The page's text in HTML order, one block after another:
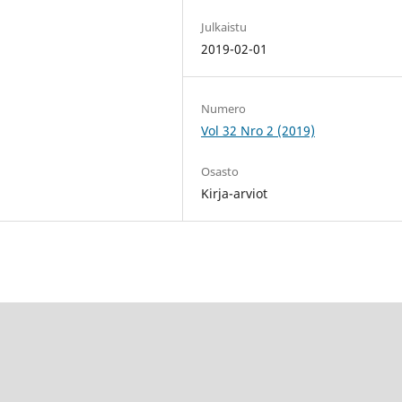
Julkaistu
2019-02-01
Numero
Vol 32 Nro 2 (2019)
Osasto
Kirja-arviot